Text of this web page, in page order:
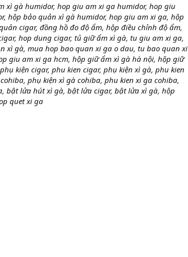
xì gà humidor, hop giu am xi ga humidor, hop giu
hộp bảo quản xì gà humidor, hop giu am xi ga, hộp
cigar, đồng hồ đo độ ẩm, hộp điều chỉnh độ ẩm,
hop dung cigar, tủ giữ ẩm xì gà, tu giu am xi ga,
xì gà, mua hop bao quan xi ga o dau, tu bao quan xi
giu am xi ga hcm, hộp giữ ẩm xì gà hà nội, hộp giữ
kiện cigar, phu kien cigar, phụ kiện xì gà, phu kien
phụ kiện xì gà cohiba, phu kien xi ga cohiba,
bật lửa hút xì gà, bật lửa cigar, bật lửa xì gà, hộp
quet xi ga